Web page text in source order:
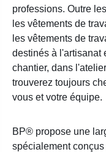
professions. Outre
les vêtements de
les vêtements de
destinés à l'artisanat
chantier, dans
trouverez toujours
vous et votre équipe.
BP® propose une
spécialement